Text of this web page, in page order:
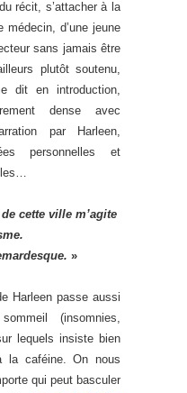
récit, s’attacher à la
médecin, d’une jeune
sans jamais être
plutôt soutenu,
dit en introduction,
dense avec
par Harleen,
personnelles et
cette ville m’agite
»
Harleen passe aussi
(insomnies,
lequels insiste bien
la caféine. On nous
qui peut basculer